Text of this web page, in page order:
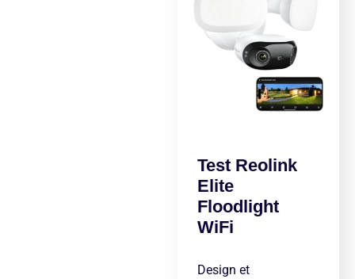
Test Reolink
Elite
Floodlight
WiFi
Design et